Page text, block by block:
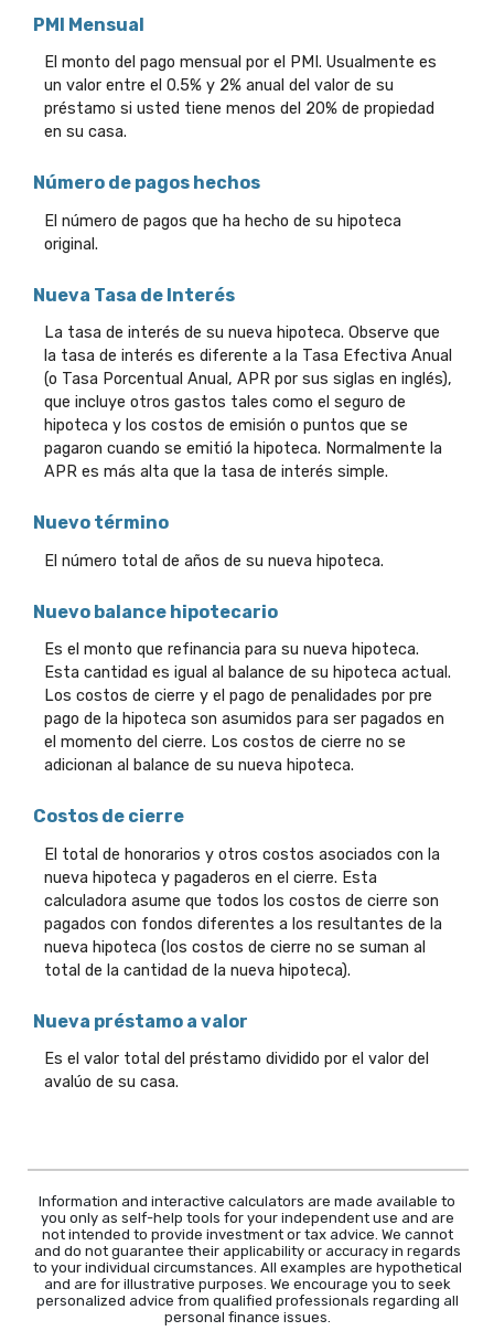
PMI Mensual
El monto del pago mensual por el PMI. Usualmente es
un valor entre el 0.5% y 2% anual del valor de su
préstamo si usted tiene menos del 20% de propiedad
en su casa.
Número de pagos hechos
El número de pagos que ha hecho de su hipoteca
original.
Nueva Tasa de Interés
La tasa de interés de su nueva hipoteca. Observe que
la tasa de interés es diferente a la Tasa Efectiva Anual
(o Tasa Porcentual Anual, APR por sus siglas en inglés),
que incluye otros gastos tales como el seguro de
hipoteca y los costos de emisión o puntos que se
pagaron cuando se emitió la hipoteca. Normalmente la
APR es más alta que la tasa de interés simple.
Nuevo término
El número total de años de su nueva hipoteca.
Nuevo balance hipotecario
Es el monto que refinancia para su nueva hipoteca.
Esta cantidad es igual al balance de su hipoteca actual.
Los costos de cierre y el pago de penalidades por pre
pago de la hipoteca son asumidos para ser pagados en
el momento del cierre. Los costos de cierre no se
adicionan al balance de su nueva hipoteca.
Costos de cierre
El total de honorarios y otros costos asociados con la
nueva hipoteca y pagaderos en el cierre. Esta
calculadora asume que todos los costos de cierre son
pagados con fondos diferentes a los resultantes de la
nueva hipoteca (los costos de cierre no se suman al
total de la cantidad de la nueva hipoteca).
Nueva préstamo a valor
Es el valor total del préstamo dividido por el valor del
avalúo de su casa.
Information and interactive calculators are made available to
you only as self-help tools for your independent use and are
not intended to provide investment or tax advice. We cannot
and do not guarantee their applicability or accuracy in regards
to your individual circumstances. All examples are hypothetical
and are for illustrative purposes. We encourage you to seek
personalized advice from qualified professionals regarding all
personal finance issues.